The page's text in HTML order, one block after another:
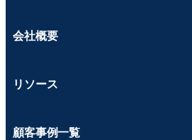
会社概要
リソース
顧客事例一覧